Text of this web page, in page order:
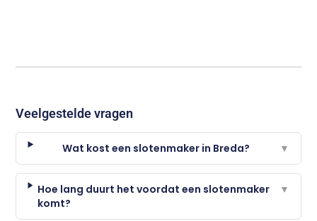
Veelgestelde vragen
Wat kost een slotenmaker in Breda? ▼
Hoe lang duurt het voordat een slotenmaker
komt?
▼